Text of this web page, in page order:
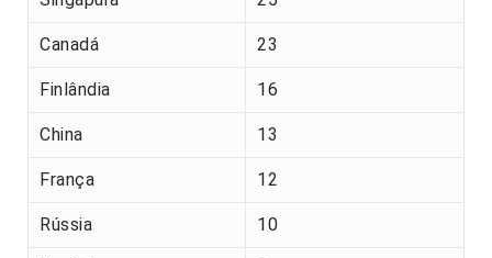
Canadá 23
Finlândia 16
China 13
França 12
Rússia 10